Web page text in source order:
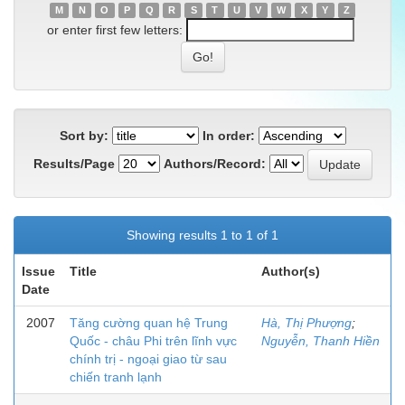
M
N O P Q R S T U V W X Y Z
or enter first few letters:
Sort by:
In order:
Results/Page
Authors/Record:
Showing results 1 to 1 of 1
Issue
Date
Title Author(s)
2007
Tăng cường quan hệ Trung
Quốc - châu Phi trên lĩnh vực
chính trị - ngoại giao từ sau
chiến tranh lạnh
Hà, Thị Phượng;
Nguyễn, Thanh Hiền